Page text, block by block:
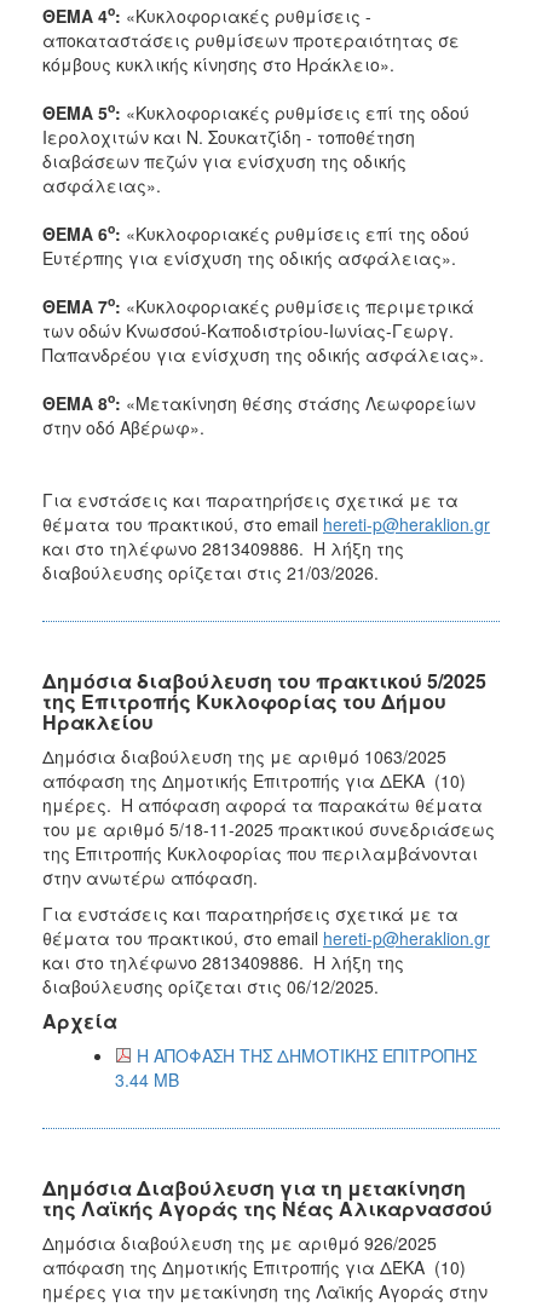
ΘΕΜΑ 4ο: «Κυκλοφοριακές ρυθμίσεις -
αποκαταστάσεις ρυθμίσεων προτεραιότητας σε
κόμβους κυκλικής κίνησης στο Ηράκλειο».
ΘΕΜΑ 5ο: «Κυκλοφοριακές ρυθμίσεις επί της οδού
Ιερολοχιτών και Ν. Σουκατζίδη - τοποθέτηση
διαβάσεων πεζών για ενίσχυση της οδικής
ασφάλειας».
ΘΕΜΑ 6ο: «Κυκλοφοριακές ρυθμίσεις επί της οδού
Ευτέρπης για ενίσχυση της οδικής ασφάλειας».
ΘΕΜΑ 7ο: «Κυκλοφοριακές ρυθμίσεις περιμετρικά
των οδών Κνωσσού-Καποδιστρίου-Ιωνίας-Γεωργ.
Παπανδρέου για ενίσχυση της οδικής ασφάλειας».
ΘΕΜΑ 8ο: «Μετακίνηση θέσης στάσης Λεωφορείων
στην οδό Αβέρωφ».
Για ενστάσεις και παρατηρήσεις σχετικά με τα
θέματα του πρακτικού, στο email hereti-p@heraklion.gr
και στο τηλέφωνο 2813409886. Η λήξη της
διαβούλευσης ορίζεται στις 21/03/2026.
Δημόσια διαβούλευση του πρακτικού 5/2025
της Επιτροπής Κυκλοφορίας του Δήμου
Ηρακλείου
Δημόσια διαβούλευση της με αριθμό 1063/2025
απόφαση της Δημοτικής Επιτροπής για ΔEΚΑ (10)
ημέρες. Η απόφαση αφορά τα παρακάτω θέματα
του με αριθμό 5/18-11-2025 πρακτικού συνεδριάσεως
της Επιτροπής Κυκλοφορίας που περιλαμβάνονται
στην ανωτέρω απόφαση.
Για ενστάσεις και παρατηρήσεις σχετικά με τα
θέματα του πρακτικού, στο email hereti-p@heraklion.gr
και στο τηλέφωνο 2813409886. Η λήξη της
διαβούλευσης ορίζεται στις 06/12/2025.
Αρχεία
Η ΑΠΟΦΑΣΗ ΤΗΣ ΔΗΜΟΤΙΚΗΣ ΕΠΙΤΡΟΠΗΣ
3.44 MB
Δημόσια Διαβούλευση για τη μετακίνηση
της Λαϊκής Αγοράς της Νέας Αλικαρνασσού
Δημόσια διαβούλευση της με αριθμό 926/2025
απόφαση της Δημοτικής Επιτροπής για ΔΈΚΑ (10)
ημέρες για την μετακίνηση της Λαϊκής Αγοράς στην